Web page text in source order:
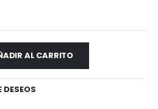
AL CARRITO